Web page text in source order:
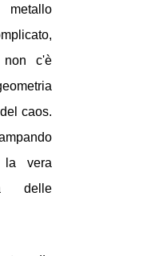
non c'è
caos.
la vera
delle